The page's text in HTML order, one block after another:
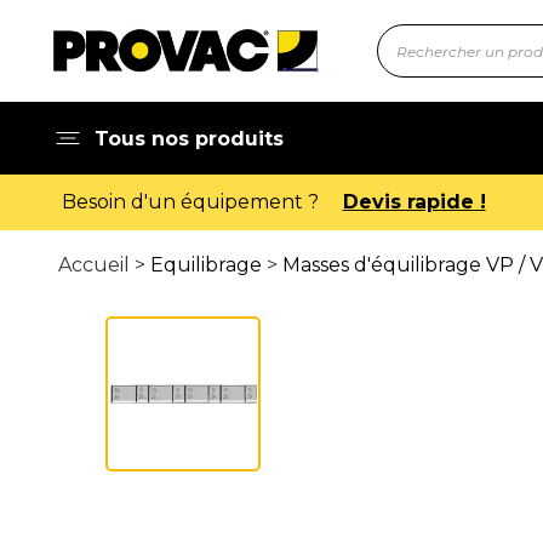
Tous nos produits
Accueil > Equilibrage > Masses d'équilibrage VP /